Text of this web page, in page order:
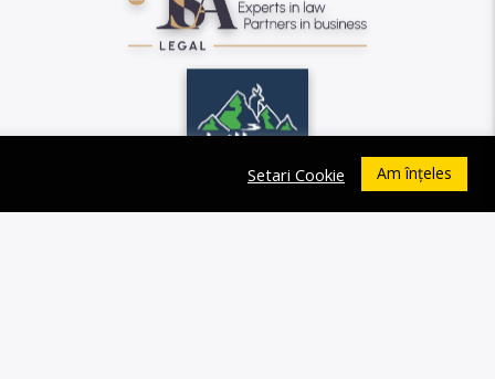
Setari Cookie Am înțeles